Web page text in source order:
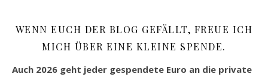
WENN EUCH DER BLOG GEFÄLLT, FREUE ICH
MICH ÜBER EINE KLEINE SPENDE.
Auch 2026 geht jeder gespendete Euro an die private